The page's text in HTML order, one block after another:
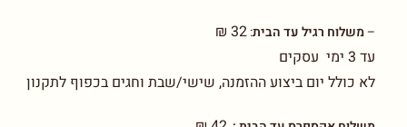
–משלוח רגיל עד הבית:
32 ₪
עד 3 ימי עסקים
לא כולל יום ביצוע ההזמנה, שישי/שבת וחגים בכפוף לתקנון